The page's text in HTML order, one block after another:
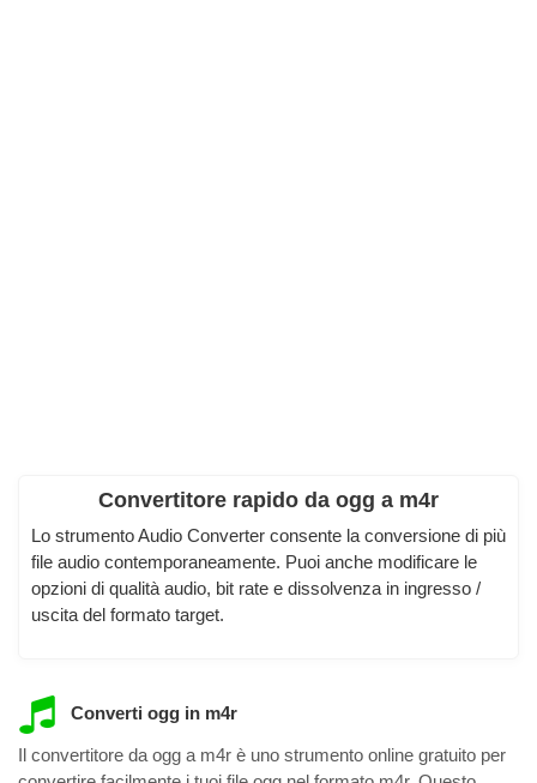
Convertitore rapido da ogg a m4r
Lo strumento Audio Converter consente la conversione di più
file audio contemporaneamente. Puoi anche modificare le
opzioni di qualità audio, bit rate e dissolvenza in ingresso /
uscita del formato target.
Converti ogg in m4r
Il convertitore da ogg a m4r è uno strumento online gratuito per